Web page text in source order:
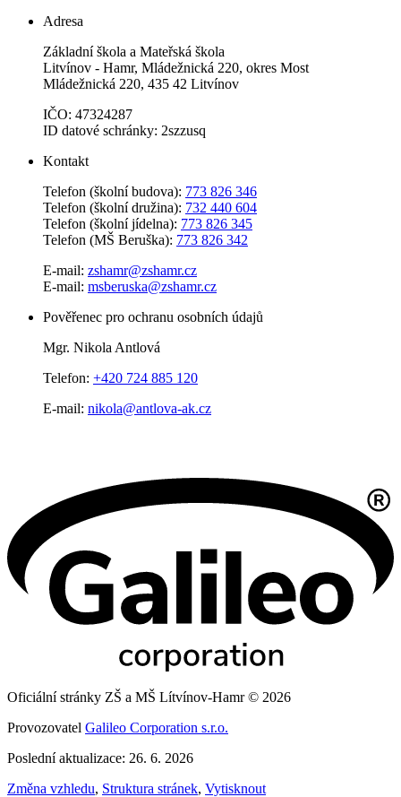
Adresa
Základní škola a Mateřská škola
Litvínov - Hamr, Mládežnická 220, okres Most
Mládežnická 220, 435 42 Litvínov
IČO: 47324287
ID datové schránky: 2szzusq
Kontakt
Telefon (školní budova): 773 826 346
Telefon (školní družina): 732 440 604
Telefon (školní jídelna): 773 826 345
Telefon (MŠ Beruška): 773 826 342
E-mail: zshamr@zshamr.cz
E-mail: msberuska@zshamr.cz
Pověřenec pro ochranu osobních údajů
Mgr. Nikola Antlová
Telefon: +420 724 885 120
E-mail: nikola@antlova-ak.cz
Oficiální stránky ZŠ a MŠ Lítvínov-Hamr © 2026
Provozovatel Galileo Corporation s.r.o.
Poslední aktualizace: 26. 6. 2026
Změna vzhledu, Struktura stránek, Vytisknout